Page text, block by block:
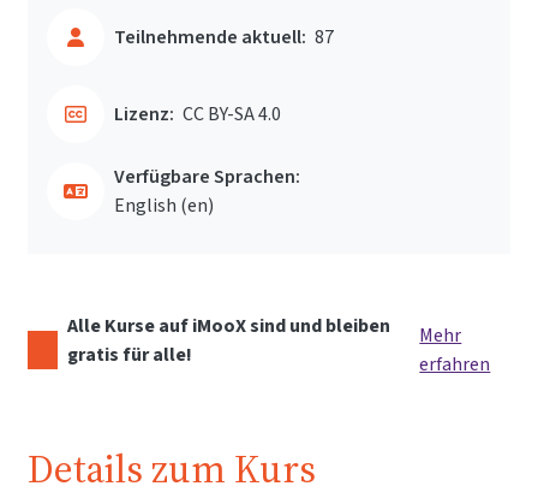
Teilnehmende aktuell: 87
Lizenz: CC BY-SA 4.0
Verfügbare Sprachen:
English ‎(en)‎
Alle Kurse auf iMooX sind und bleiben
gratis für alle!
Mehr
erfahren
Details zum Kurs